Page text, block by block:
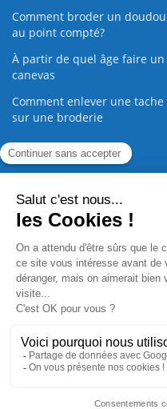
Comment broder un doudou
au point compté?
À partir de quel âge faire un
canevas
Comment enlever une tache
sur une broderie
Guide de la Broderie
Commande Papier Qui
Paiement
2008 - 2026 ©